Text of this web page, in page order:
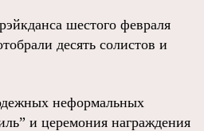
шестого февраля
десять солистов и
неформальных
и церемония награждения